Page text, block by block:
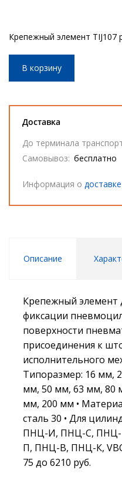
Крепежный элемент TIJ107
В корзину
Доставка
До терминала
Самовывоз: бесплатно
Информация о доставке
Описание
Крепежный элемент
фиксации
поверхности
присоединения к
исполнительного
Типоразмер: 16 мм,
мм, 50 мм, 63 мм, 80
мм, 200 мм •
сталь 30 • Для
ПНЦ-И, ПНЦ-С,
П, ПНЦ-В, ПНЦ-К,
75 до 6210 руб.